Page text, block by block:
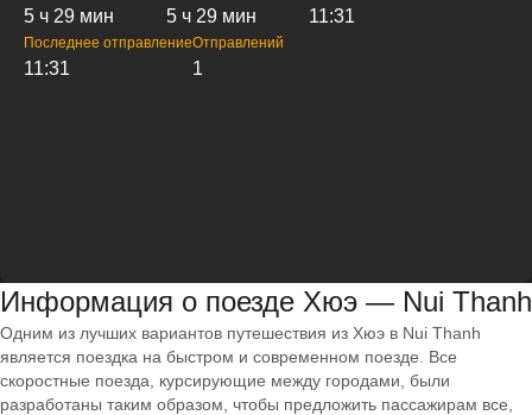
5 ч 29 мин 5 ч 29 мин 11:31
Последнее отправление
11:31
Отправлений
1
Информация о поезде Хюэ — Nui Thanh
Одним из лучших вариантов путешествия из Хюэ в Nui Thanh
является поездка на быстром и современном поезде. Все
скоростные поезда, курсирующие между городами, были
разработаны таким образом, чтобы предложить пассажирам все,